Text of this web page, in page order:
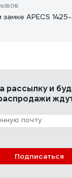
APECS
для замены
Amig с
рассылкуи
Подписаться